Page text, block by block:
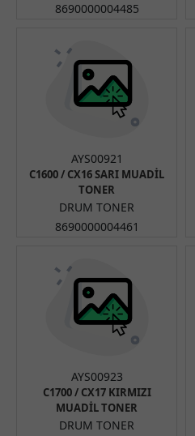
8690000004485
AYS00921
C1600 / CX16 SARI MUADİL
TONER
DRUM TONER
8690000004461
AYS00923
C1700 / CX17 KIRMIZI
MUADİL TONER
DRUM TONER